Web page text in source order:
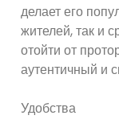
делает его
жителей, так и
отойти от
аутентичный и
Удобства